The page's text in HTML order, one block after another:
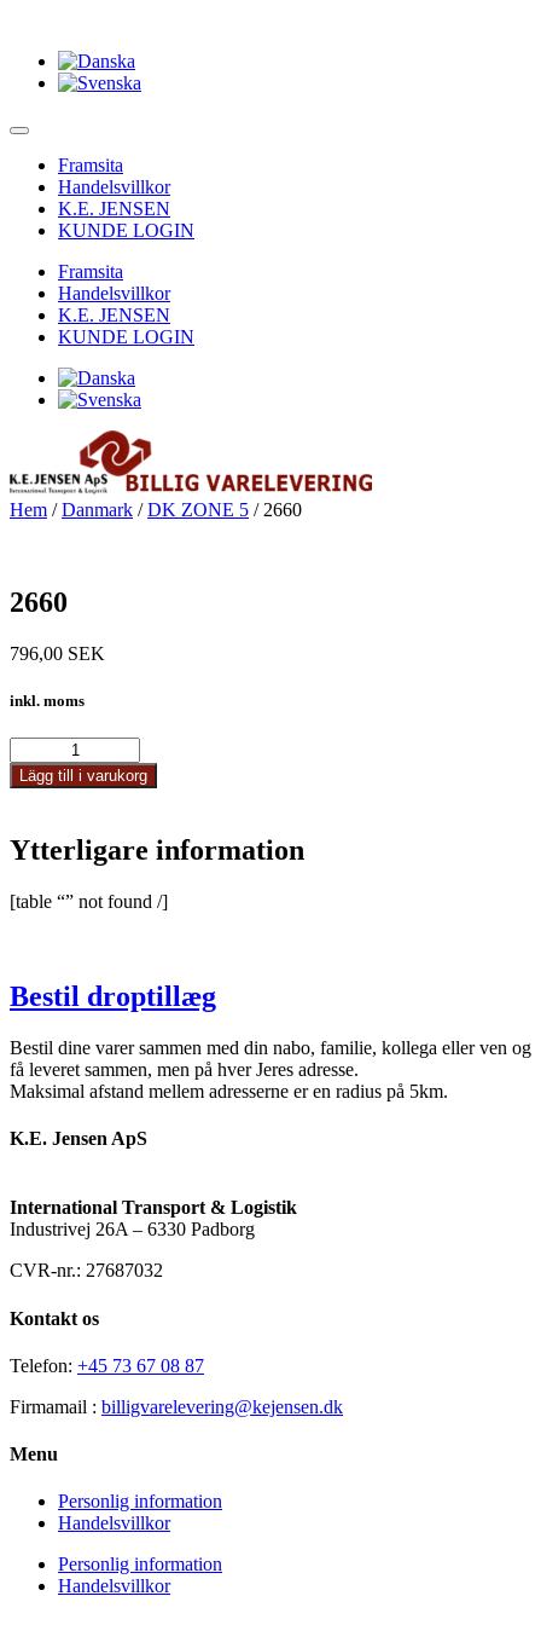
Framsita
Handelsvillkor
K.E. JENSEN
KUNDE LOGIN
Framsita
Handelsvillkor
K.E. JENSEN
KUNDE LOGIN
Hem /Danmark /DK ZONE 5 / 2660
2660
796,00 SEK
inkl. moms
mängd
Lägg till i varukorg
Ytterligare information
[table “” not found /]
Bestil droptillæg
Bestil dine varer sammen med din nabo, familie, kollega eller ven og
få leveret sammen, men på hver Jeres adresse.
Maksimal afstand mellem adresserne er en radius på 5km.
K.E. Jensen ApS
International Transport & Logistik
Industrivej 26A – 6330 Padborg
CVR-nr.: 27687032
Kontakt os
Telefon: +45 73 67 08 87
Firmamail : billigvarelevering@kejensen.dk
Menu
Personlig information
Handelsvillkor
Personlig information
Handelsvillkor